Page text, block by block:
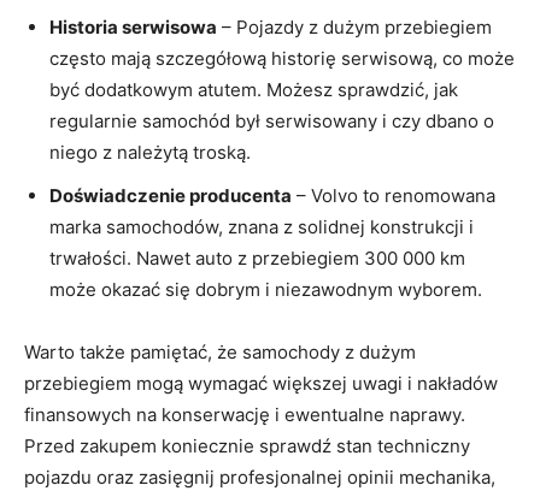
Historia⁤ serwisowa – Pojazdy z dużym przebiegiem
często mają szczegółową ⁣historię serwisową, co może
⁤być dodatkowym atutem. Możesz‍ sprawdzić,‌ jak‍
regularnie samochód był serwisowany i czy dbano o
niego ⁤z należytą ​troską.
Doświadczenie‌ producenta – Volvo to renomowana
marka ​samochodów, znana‍ z solidnej konstrukcji‍ i
trwałości.⁣ Nawet auto z przebiegiem ⁢300 000 km⁤
może okazać się dobrym i niezawodnym wyborem.
Warto także ‌pamiętać, że samochody z ⁤dużym
przebiegiem mogą wymagać większej uwagi i‍ nakładów
finansowych na konserwację i ewentualne naprawy.
Przed zakupem koniecznie sprawdź​ stan techniczny
pojazdu oraz zasięgnij⁣ profesjonalnej opinii mechanika,